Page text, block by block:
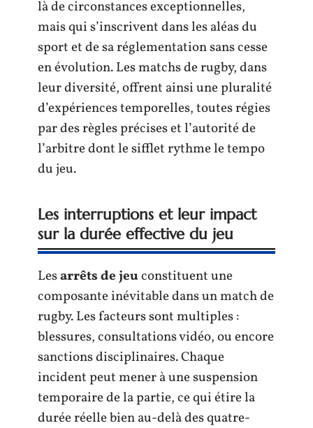
là de circonstances exceptionnelles,
mais qui s’inscrivent dans les aléas du
sport et de sa réglementation sans cesse
en évolution. Les matchs de rugby, dans
leur diversité, offrent ainsi une pluralité
d’expériences temporelles, toutes régies
par des règles précises et l’autorité de
l’arbitre dont le sifflet rythme le tempo
du jeu.
Les interruptions et leur impact
sur la durée effective du jeu
Lesarrêts de jeuconstituent une
composante inévitable dans un match de
rugby. Les facteurs sont multiples :
blessures, consultations vidéo, ou encore
sanctions disciplinaires. Chaque
incident peut mener à une suspension
temporaire de la partie, ce qui étire la
durée réelle bien au-delà des quatre-